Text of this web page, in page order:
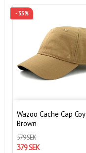
- 35%
Wazoo Cache Cap
Brown
579 SEK
379 SEK